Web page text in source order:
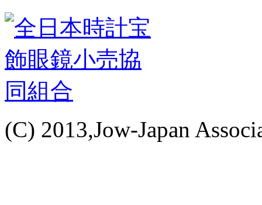
(C) 2013,Jow-Japan